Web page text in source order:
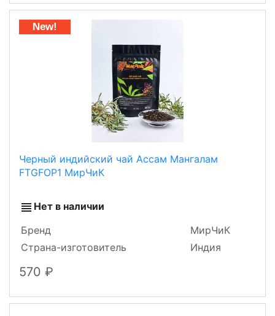
Черный индийский чай Ассам Мангалам
FTGFOP1 МирЧиК
Нет в наличии
Бренд
МирЧиК
Страна-изготовитель
Индия
570
New!